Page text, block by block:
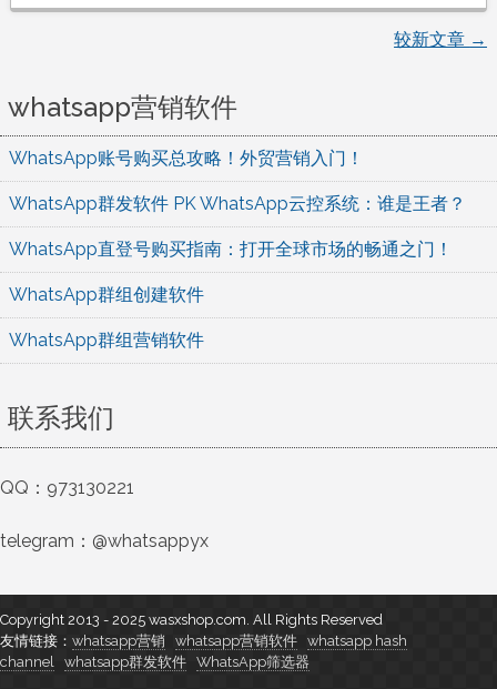
章
导
航
较新文章 →
whatsapp营销软件
WhatsApp账号购买总攻略！外贸营销入门！
WhatsApp群发软件 PK WhatsApp云控系统：谁是王者？
WhatsApp直登号购买指南：打开全球市场的畅通之门！
WhatsApp群组创建软件
WhatsApp群组营销软件
联系我们
QQ：973130221
telegram：@whatsappyx
Copyright 2013 - 2025 wasxshop.com. All Rights Reserved
友情链接： whatsapp营销 whatsapp营销软件 whatsapp hash
channel whatsapp群发软件 WhatsApp筛选器